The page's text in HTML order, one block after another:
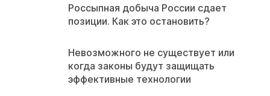
Россыпная добыча России сдает
позиции. Как это остановить?
Невозможного не существует или
когда законы будут защищать
эффективные технологии